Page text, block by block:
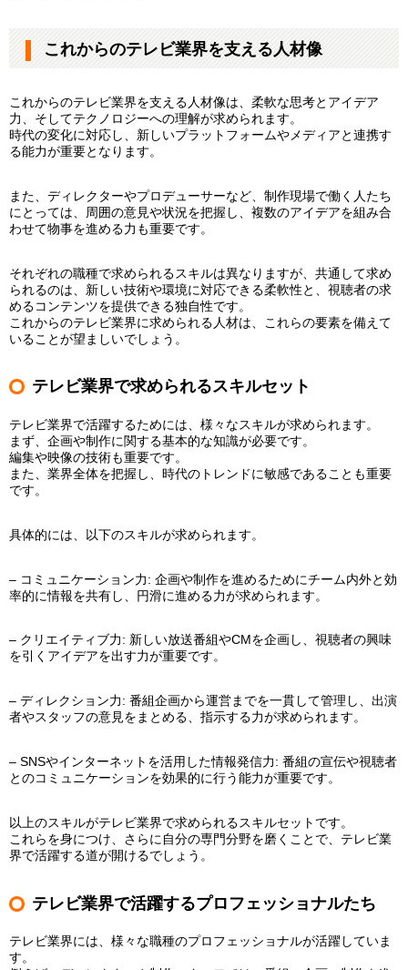
これからのテレビ業界を支える人材像
これからのテレビ業界を支える人材像は、柔軟な思考とアイデア
力、そしてテクノロジーへの理解が求められます。
時代の変化に対応し、新しいプラットフォームやメディアと連携す
る能力が重要となります。
また、ディレクターやプロデューサーなど、制作現場で働く人たち
にとっては、周囲の意見や状況を把握し、複数のアイデアを組み合
わせて物事を進める力も重要です。
それぞれの職種で求められるスキルは異なりますが、共通して求め
られるのは、新しい技術や環境に対応できる柔軟性と、視聴者の求
めるコンテンツを提供できる独自性です。
これからのテレビ業界に求められる人材は、これらの要素を備えて
いることが望ましいでしょう。
テレビ業界で求められるスキルセット
テレビ業界で活躍するためには、様々なスキルが求められます。
まず、企画や制作に関する基本的な知識が必要です。
編集や映像の技術も重要です。
また、業界全体を把握し、時代のトレンドに敏感であることも重要
です。
具体的には、以下のスキルが求められます。
– コミュニケーション力: 企画や制作を進めるためにチーム内外と効
率的に情報を共有し、円滑に進める力が求められます。
– クリエイティブ力: 新しい放送番組やCMを企画し、視聴者の興味
を引くアイデアを出す力が重要です。
– ディレクション力: 番組企画から運営までを一貫して管理し、出演
者やスタッフの意見をまとめる、指示する力が求められます。
– SNSやインターネットを活用した情報発信力: 番組の宣伝や視聴者
とのコミュニケーションを効果的に行う能力が重要です。
以上のスキルがテレビ業界で求められるスキルセットです。
これらを身につけ、さらに自分の専門分野を磨くことで、テレビ業
界で活躍する道が開けるでしょう。
テレビ業界で活躍するプロフェッショナルたち
テレビ業界には、様々な職種のプロフェッショナルが活躍していま
す。